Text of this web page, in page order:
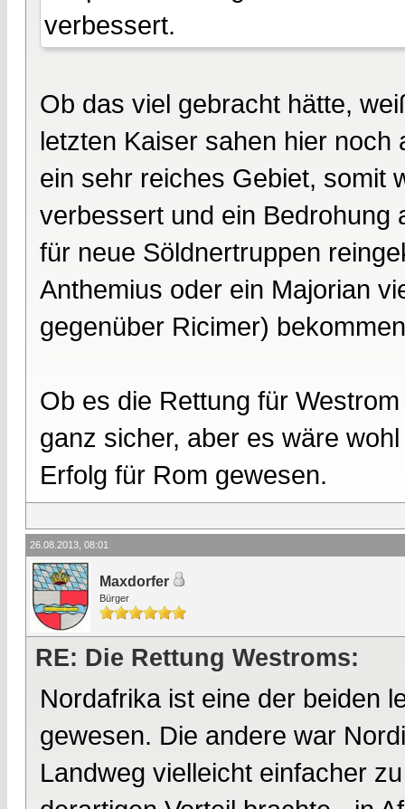
verbessert.
Ob das viel gebracht hätte,
letzten Kaiser sahen hier
ein sehr reiches Gebiet, somit
verbessert und ein Bedrohung
für neue Söldnertruppen
Anthemius oder ein Majorian
gegenüber Ricimer)
Ob es die Rettung für
ganz sicher, aber es wäre
Erfolg für Rom gewesen.
26.08.2013, 08:01
Maxdorfer
Bürger
RE: Die Rettung Westroms:
Nordafrika ist eine der beiden
gewesen. Die andere war
Landweg vielleicht einfacher